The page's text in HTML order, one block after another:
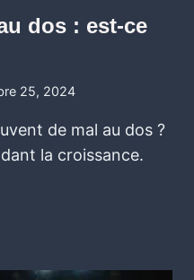
dos : est-ce
25, 2024
de mal au dos ?
la croissance.